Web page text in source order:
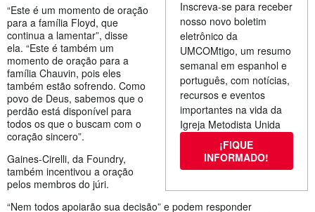
Inscreva-se para receber
nosso novo boletim
eletrônico da
UMCOMtigo, um resumo
semanal em espanhol e
português, com notícias,
recursos e eventos
importantes na vida da
Igreja Metodista Unida
¡FIQUE
INFORMADO!
“Este é um momento de oração
para a família Floyd, que
continua a lamentar”, disse
ela. “Este é também um
momento de oração para a
família Chauvin, pois eles
também estão sofrendo. Como
povo de Deus, sabemos que o
perdão está disponível para
todos os que o buscam com o
coração sincero”.
Gaines-Cirelli, da Foundry,
também incentivou a oração
pelos membros do júri.
“Nem todos apoiarão sua decisão” e podem responder